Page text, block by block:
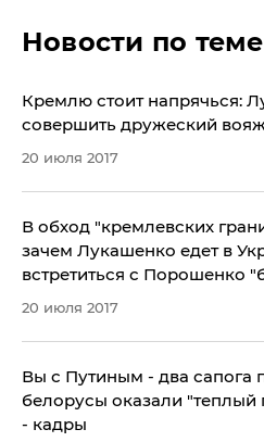
Новости по теме
​Кремлю стоит напрячься:
совершить дружеский
20 июля 2017
В обход "кремлевских
зачем Лукашенко едет в
встретиться с Порошенко
20 июля 2017
Вы с Путиным - два сапога
белорусы оказали
- кадры